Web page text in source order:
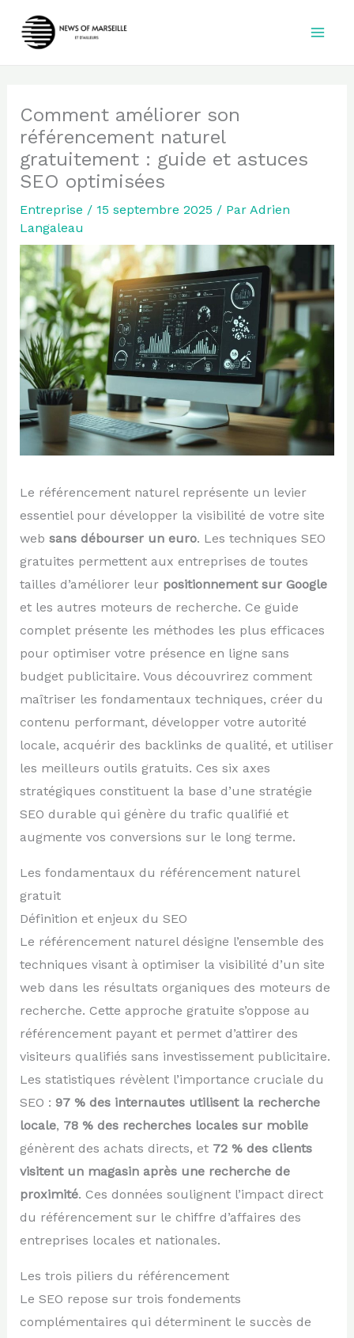
Comment améliorer son
référencement naturel
gratuitement : guide et astuces
SEO optimisées
Entreprise / 15 septembre 2025 / Par Adrien
Langaleau
Le référencement naturel représente un levier
essentiel pour développer la visibilité de votre site
web sans débourser un euro. Les techniques SEO
gratuites permettent aux entreprises de toutes
tailles d’améliorer leur positionnement sur Google
et les autres moteurs de recherche. Ce guide
complet présente les méthodes les plus efficaces
pour optimiser votre présence en ligne sans
budget publicitaire. Vous découvrirez comment
maîtriser les fondamentaux techniques, créer du
contenu performant, développer votre autorité
locale, acquérir des backlinks de qualité, et utiliser
les meilleurs outils gratuits. Ces six axes
stratégiques constituent la base d’une stratégie
SEO durable qui génère du trafic qualifié et
augmente vos conversions sur le long terme.
Les fondamentaux du référencement naturel
gratuit
Définition et enjeux du SEO
Le référencement naturel désigne l’ensemble des
techniques visant à optimiser la visibilité d’un site
web dans les résultats organiques des moteurs de
recherche. Cette approche gratuite s’oppose au
référencement payant et permet d’attirer des
visiteurs qualifiés sans investissement publicitaire.
Les statistiques révèlent l’importance cruciale du
SEO : 97 % des internautes utilisent la recherche
locale, 78 % des recherches locales sur mobile
génèrent des achats directs, et 72 % des clients
visitent un magasin après une recherche de
proximité. Ces données soulignent l’impact direct
du référencement sur le chiffre d’affaires des
entreprises locales et nationales.
Les trois piliers du référencement
Le SEO repose sur trois fondements
complémentaires qui déterminent le succès de